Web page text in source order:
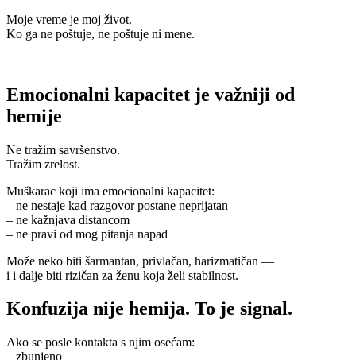
Moje vreme je moj život.
Ko ga ne poštuje, ne poštuje ni mene.
Emocionalni kapacitet je važniji od
hemije
Ne tražim savršenstvo.
Tražim zrelost.
Muškarac koji ima emocionalni kapacitet:
– ne nestaje kad razgovor postane neprijatan
– ne kažnjava distancom
– ne pravi od mog pitanja napad
Može neko biti šarmantan, privlačan, harizmatičan —
i i dalje biti rizičan za ženu koja želi stabilnost.
Konfuzija nije hemija. To je signal.
Ako se posle kontakta s njim osećam:
– zbunjeno